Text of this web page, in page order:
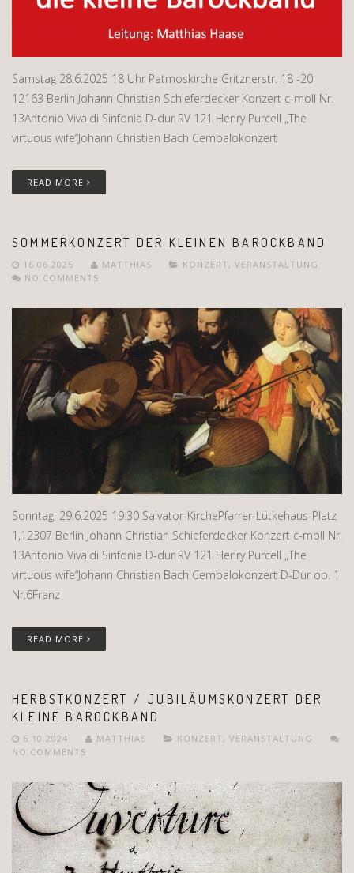
Samstag 28.6.2025 18 Uhr Patmoskirche Gritznerstr. 18 -20
12163 Berlin Johann Christian Schieferdecker Konzert c-moll Nr.
13Antonio Vivaldi Sinfonia D-dur RV 121 Henry Purcell „The
virtuous wife“Johann Christian Bach Cembalokonzert
READ MORE
SOMMERKONZERT DER KLEINEN BAROCKBAND
16.06.2025 MATTHIAS KONZERT , VERANSTALTUNG
NO COMMENTS
Sonntag, 29.6.2025 19:30 Salvator-KirchePfarrer-Lütkehaus-Platz
1,12307 Berlin Johann Christian Schieferdecker Konzert c-moll Nr.
13Antonio Vivaldi Sinfonia D-dur RV 121 Henry Purcell „The
virtuous wife“Johann Christian Bach Cembalokonzert D-Dur op. 1
Nr.6Franz
READ MORE
HERBSTKONZERT / JUBILÄUMSKONZERT DER
KLEINE BAROCKBAND
6.10.2024 MATTHIAS KONZERT , VERANSTALTUNG
NO COMMENTS